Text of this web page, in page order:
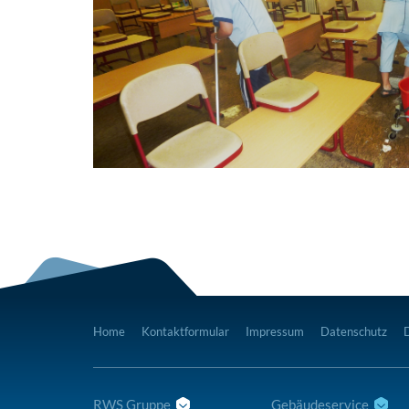
Home Kontaktformular Impressum Datenschutz
RWS Gruppe Gebäudeservice